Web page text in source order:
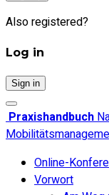
Also registered?
Log in
Sign in
Praxishandbuch
Online-
Vorwort